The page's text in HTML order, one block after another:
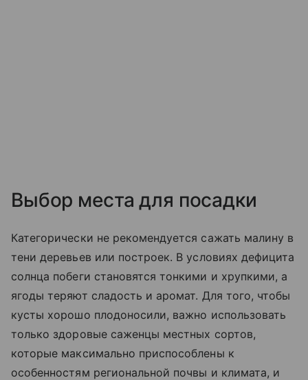
Выбор места для посадки
Категорически не рекомендуется сажать малину в
тени деревьев или построек. В условиях дефицита
солнца побеги становятся тонкими и хрупкими, а
ягоды теряют сладость и аромат. Для того, чтобы
кусты хорошо плодоносили, важно использовать
только здоровые саженцы местных сортов,
которые максимально приспособлены к
особенностям региональной почвы и климата, и